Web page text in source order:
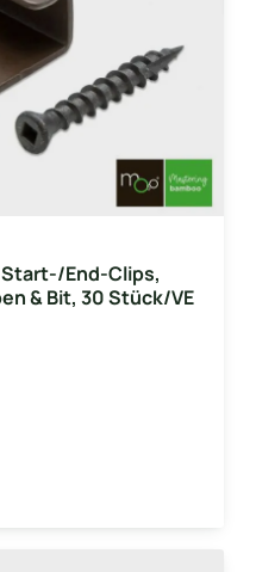
End-Clips,
& Bit, 30 Stück/VE